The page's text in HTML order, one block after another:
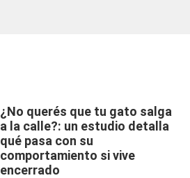
¿No querés que tu gato salga
a la calle?: un estudio detalla
qué pasa con su
comportamiento si vive
encerrado